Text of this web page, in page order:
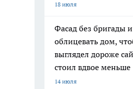
18 июля
Фасад без бригады
облицевать дом,
выглядел дороже
стоил вдвое меньше
14 июля